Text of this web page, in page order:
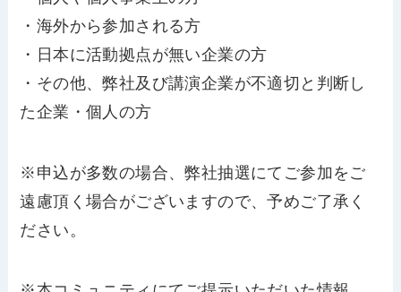
・海外から参加される方
・日本に活動拠点が無い企業の方
・その他、弊社及び講演企業が不適切と判断し
た企業・個人の方
※申込が多数の場合、弊社抽選にてご参加をご
遠慮頂く場合がございますので、予めご了承く
ださい。